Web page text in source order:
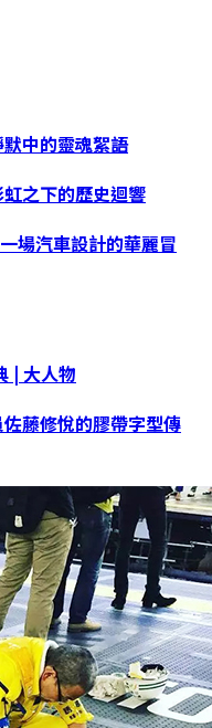
默中的靈魂絮語
虹之下的歷史迴響
場汽車設計的華麗冒
| 大人物
藤修悅的膠帶字型傳